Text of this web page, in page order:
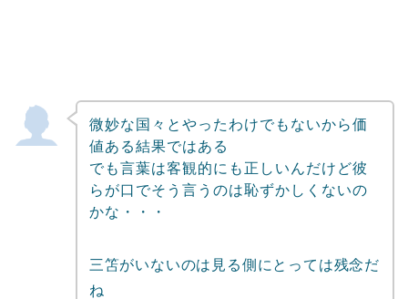
微妙な国々とやったわけでもないから価
値ある結果ではある
でも言葉は客観的にも正しいんだけど彼
らが口でそう言うのは恥ずかしくないの
かな・・・
三笘がいないのは見る側にとっては残念だ
ね